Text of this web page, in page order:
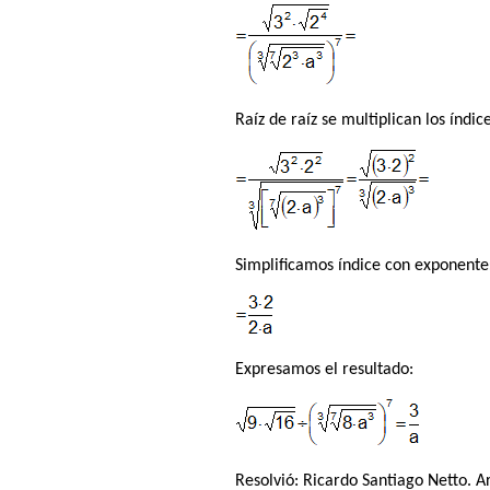
Raíz de raíz se multiplican los
Simplificamos índice con
Expresamos el resultado:
Resolvió: Ricardo Santiago Netto.